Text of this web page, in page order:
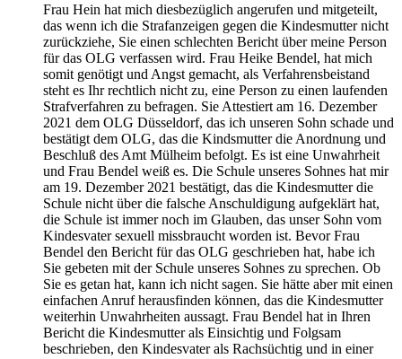
Frau Hein hat mich diesbezüglich angerufen und mitgeteilt,
das wenn ich die Strafanzeigen gegen die Kindesmutter nicht
zurückziehe, Sie einen schlechten Bericht über meine Person
für das OLG verfassen wird. Frau Heike Bendel, hat mich
somit genötigt und Angst gemacht, als Verfahrensbeistand
steht es Ihr rechtlich nicht zu, eine Person zu einen laufenden
Strafverfahren zu befragen. Sie Attestiert am 16. Dezember
2021 dem OLG Düsseldorf, das ich unseren Sohn schade und
bestätigt dem OLG, das die Kindsmutter die Anordnung und
Beschluß des Amt Mülheim befolgt. Es ist eine Unwahrheit
und Frau Bendel weiß es. Die Schule unseres Sohnes hat mir
am 19. Dezember 2021 bestätigt, das die Kindesmutter die
Schule nicht über die falsche Anschuldigung aufgeklärt hat,
die Schule ist immer noch im Glauben, das unser Sohn vom
Kindesvater sexuell missbraucht worden ist. Bevor Frau
Bendel den Bericht für das OLG geschrieben hat, habe ich
Sie gebeten mit der Schule unseres Sohnes zu sprechen. Ob
Sie es getan hat, kann ich nicht sagen. Sie hätte aber mit einen
einfachen Anruf herausfinden können, das die Kindesmutter
weiterhin Unwahrheiten aussagt. Frau Bendel hat in Ihren
Bericht die Kindesmutter als Einsichtig und Folgsam
beschrieben, den Kindesvater als Rachsüchtig und in einer